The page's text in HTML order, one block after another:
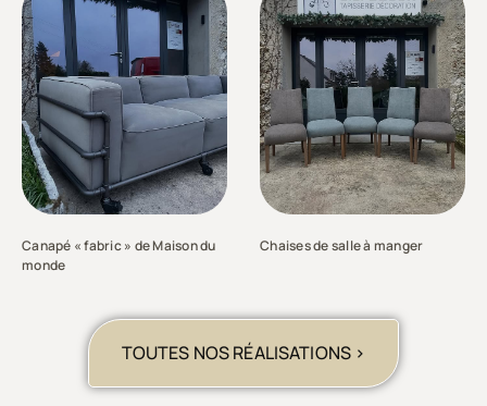
Canapé « fabric » de Maison du
monde
Chaises de salle à manger
TOUTES NOS RÉALISATIONS >